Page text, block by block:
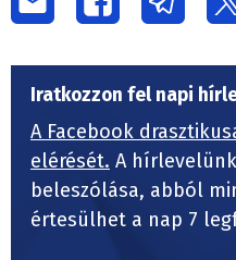
Iratkozzon fel napi
A Facebook
elérését. A
beleszólása, abból
értesülhet a nap 7